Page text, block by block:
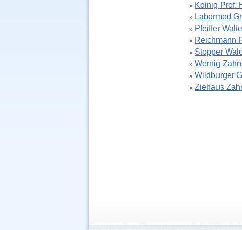
» Koinig Prof.
» Labormed
» Pfeiffer
» Reichmann
» Stopper
» Wernig
» Wildburger
» Ziehaus